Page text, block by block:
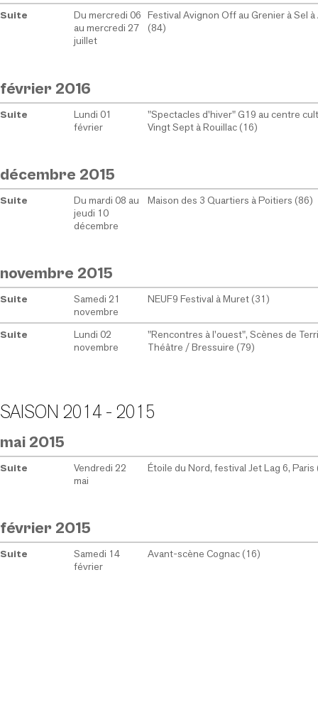
Suite
Du mercredi 06
au mercredi 27
juillet
Festival Avignon Off au Grenier à Sel
(84)
février 2016
Suite
Lundi 01
février
"Spectacles d'hiver" G19 au centre
Vingt Sept à Rouillac (16)
décembre 2015
Suite
Du mardi 08 au
jeudi 10
décembre
Maison des 3 Quartiers à Poitiers (86)
novembre 2015
Suite
Samedi 21
novembre
NEUF9 Festival à Muret (31)
Suite
Lundi 02
novembre
"Rencontres à l'ouest", Scènes de
Théâtre / Bressuire (79)
SAISON 2014 - 2015
mai 2015
Suite
Vendredi 22
mai
Étoile du Nord, festival Jet Lag 6,
février 2015
Suite
Samedi 14
février
Avant-scène Cognac (16)